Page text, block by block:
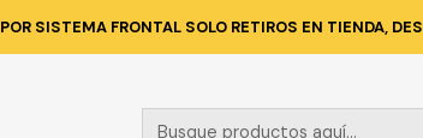
POR SISTEMA FRONTAL SOLO RETIROS EN TIENDA,
Inicio Catálogo CALZADO ZAPATO DE SEGURIDAD
|